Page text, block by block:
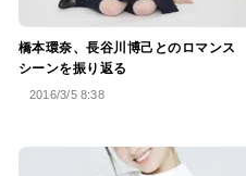
橋本環奈、長谷川博己とのロマンス
シーンを振り返る
2016/3/5 8:38